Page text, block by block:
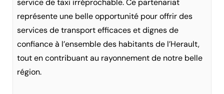
service de taxi irréprochable. Ce partenariat
représente une belle opportunité pour offrir des
services de transport efficaces et dignes de
confiance à l’ensemble des habitants de l’Herault,
tout en contribuant au rayonnement de notre belle
région.